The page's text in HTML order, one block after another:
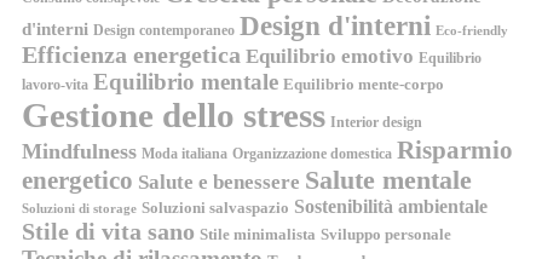
d'interni Design contemporaneo Design d'interni Eco-friendly
Efficienza energetica Equilibrio emotivo Equilibrio
lavoro-vita Equilibrio mentale Equilibrio mente-corpo
Gestione dello stress Interior design
Mindfulness Moda italiana Organizzazione domestica Risparmio
energetico Salute e benessere Salute mentale
Soluzioni di storage Soluzioni salvaspazio Sostenibilità ambientale
Stile di vita sano Stile minimalista Sviluppo personale